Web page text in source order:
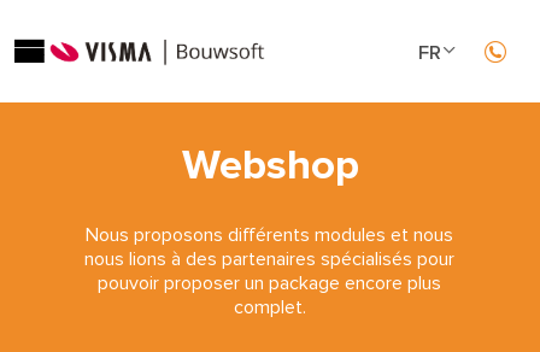
FR
Webshop
Nous proposons différents modules et nous
nous lions à des partenaires spécialisés pour
pouvoir proposer un package encore plus
complet.